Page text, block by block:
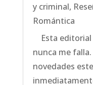
y criminal,
Romántica
Esta editorial
nunca me
novedades